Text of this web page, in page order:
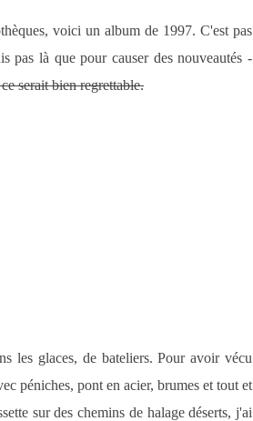
voici un album de 1997. C'est pas
pas là que pour causer des nouveautés -
serait bien regrettable.
les glaces, de bateliers. Pour avoir vécu
péniches, pont en acier, brumes et tout et
sur des chemins de halage déserts, j'ai